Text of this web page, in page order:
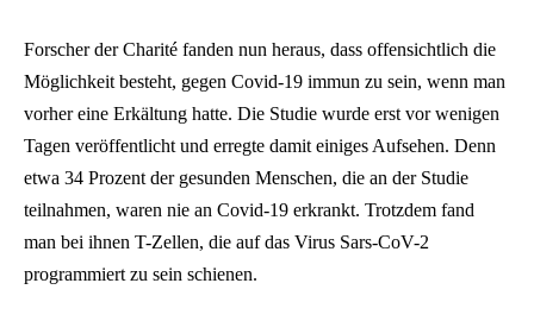
Forscher der Charité fanden nun heraus, dass offensichtlich die
Möglichkeit besteht, gegen Covid-19 immun zu sein, wenn man
vorher eine Erkältung hatte. Die Studie wurde erst vor wenigen
Tagen veröffentlicht und erregte damit einiges Aufsehen. Denn
etwa 34 Prozent der gesunden Menschen, die an der Studie
teilnahmen, waren nie an Covid-19 erkrankt. Trotzdem fand
man bei ihnen T-Zellen, die auf das Virus Sars-CoV-2
programmiert zu sein schienen.